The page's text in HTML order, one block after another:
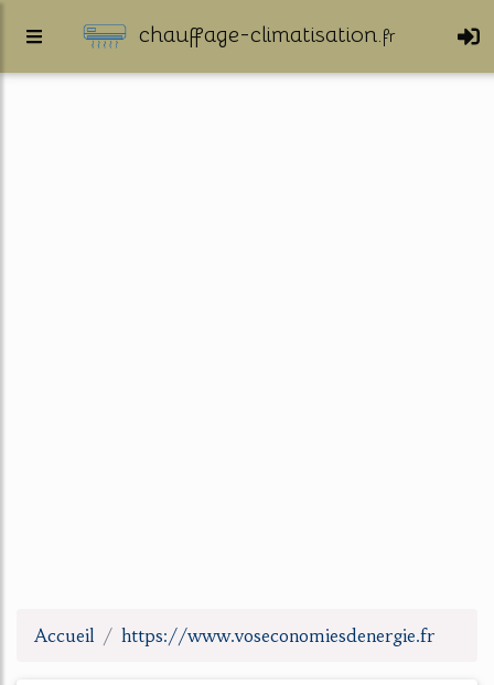
chauffage-climatisation.fr
Accueil https://www.voseconomiesdenergie.fr